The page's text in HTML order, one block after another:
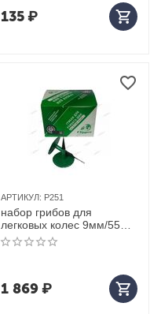
135₽
АРТИКУЛ: P251
набор грибов для
легковых колес 9мм/55мм
(24шт)
1 869₽